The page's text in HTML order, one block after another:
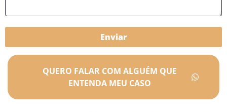
Enviar
QUERO FALAR COM ALGUÉM QUE
ENTENDA MEU CASO